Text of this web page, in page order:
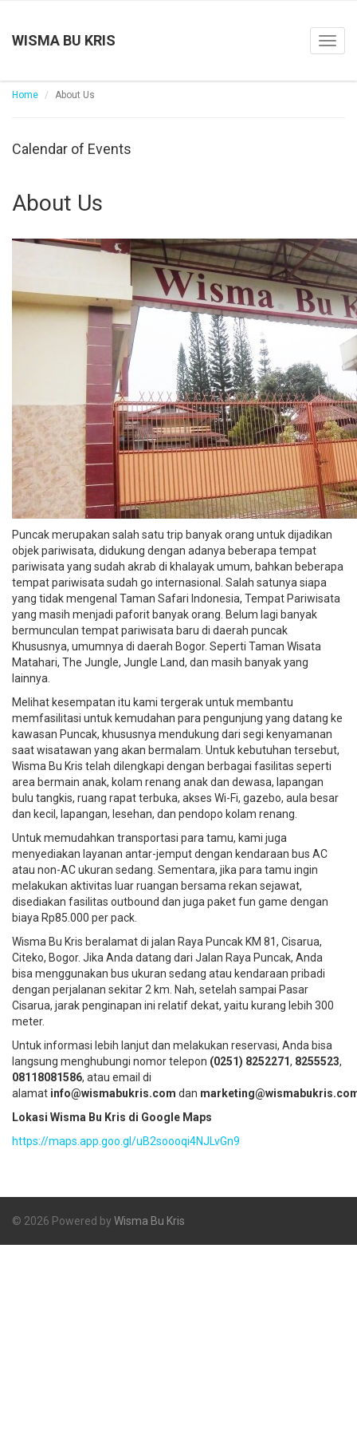
WISMA BU KRIS
Home About Us
Calendar of Events
About Us
Puncak merupakan salah satu trip banyak orang untuk dijadikan
objek pariwisata, didukung dengan adanya beberapa tempat
pariwisata yang sudah akrab di khalayak umum, bahkan beberapa
tempat pariwisata sudah go internasional. Salah satunya siapa
yang tidak mengenal Taman Safari Indonesia, Tempat Pariwisata
yang masih menjadi paforit banyak orang. Belum lagi banyak
bermunculan tempat pariwisata baru di daerah puncak
Khususnya, umumnya di daerah Bogor. Seperti Taman Wisata
Matahari, The Jungle, Jungle Land, dan masih banyak yang
lainnya.
Melihat kesempatan itu kami tergerak untuk membantu
memfasilitasi untuk kemudahan para pengunjung yang datang ke
kawasan Puncak, khususnya mendukung dari segi kenyamanan
saat wisatawan yang akan bermalam. Untuk kebutuhan tersebut,
Wisma Bu Kris telah dilengkapi dengan berbagai fasilitas seperti
area bermain anak, kolam renang anak dan dewasa, lapangan
bulu tangkis, ruang rapat terbuka, akses Wi-Fi, gazebo, aula besar
dan kecil, lapangan, lesehan, dan pendopo kolam renang.
Untuk memudahkan transportasi para tamu, kami juga
menyediakan layanan antar-jemput dengan kendaraan bus AC
atau non-AC ukuran sedang. Sementara, jika para tamu ingin
melakukan aktivitas luar ruangan bersama rekan sejawat,
disediakan fasilitas outbound dan juga paket fun game dengan
biaya Rp85.000 per pack.
Wisma Bu Kris beralamat di jalan Raya Puncak KM 81, Cisarua,
Citeko, Bogor. Jika Anda datang dari Jalan Raya Puncak, Anda
bisa menggunakan bus ukuran sedang atau kendaraan pribadi
dengan perjalanan sekitar 2 km. Nah, setelah sampai Pasar
Cisarua, jarak penginapan ini relatif dekat, yaitu kurang lebih 300
meter.
Untuk informasi lebih lanjut dan melakukan reservasi, Anda bisa
langsung menghubungi nomor telepon (0251) 8252271, 8255523,
08118081586, atau email di
alamat info@wismabukris.com dan
Lokasi Wisma Bu Kris di Google Maps
https://maps.app.goo.gl/uB2soooqi4NJLvGn9
© 2026 Powered by Wisma Bu Kris